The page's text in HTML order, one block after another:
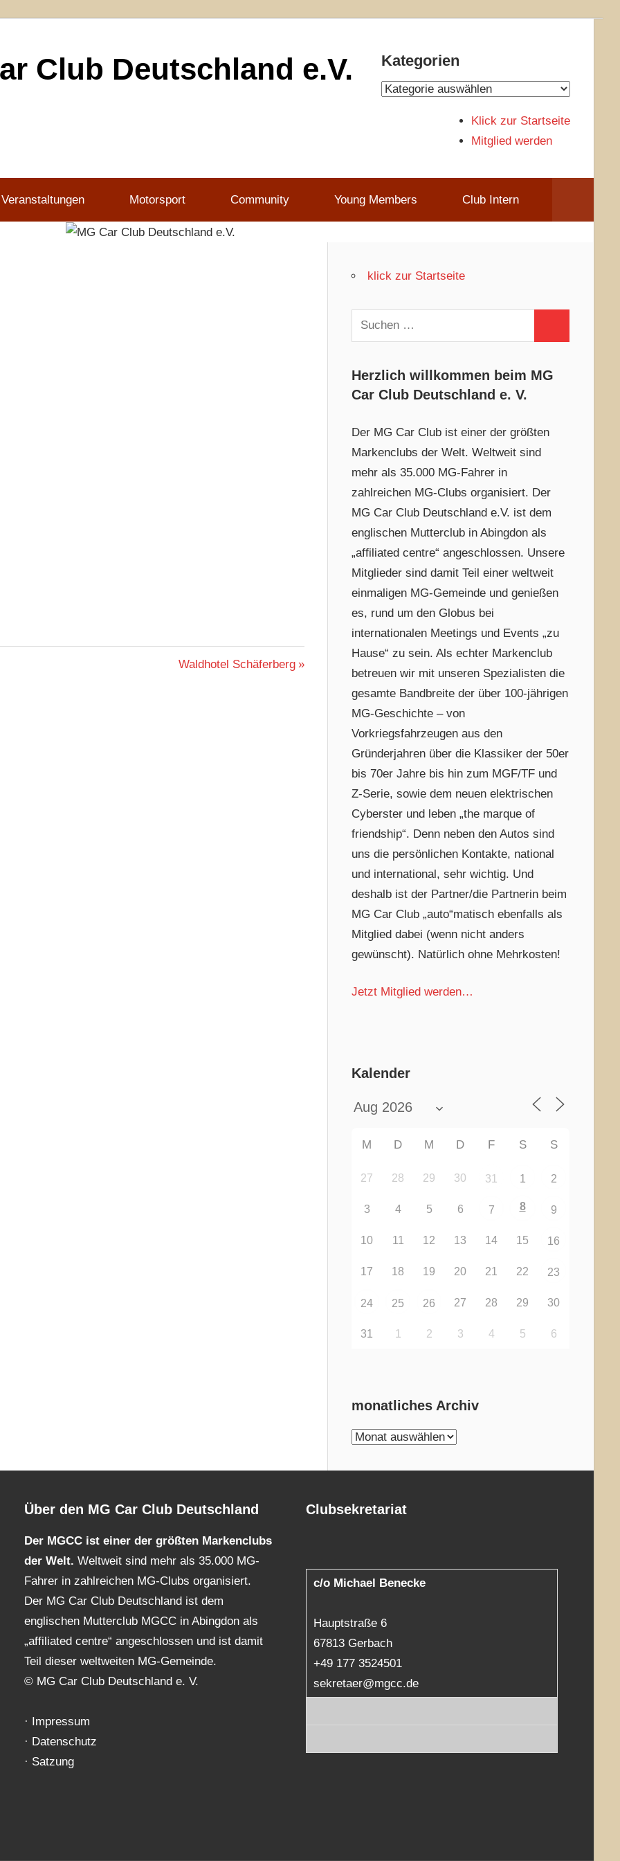
Club Deutschland e.V. Kategorien
Kategorien
Klick zur Startseite
Mitglied werden
Motorsport Community Young Members Club Intern
Nächster
Waldhotel Schäferberg
klick zur Startseite
Suchen
nach:
Herzlich willkommen beim MG
Car Club Deutschland e. V.
Der MG Car Club ist einer der größten
Markenclubs der Welt. Weltweit sind
mehr als 35.000 MG-Fahrer in
zahlreichen MG-Clubs organisiert. Der
MG Car Club Deutschland e.V. ist dem
englischen Mutterclub in Abingdon als
„affiliated centre“ angeschlossen. Unsere
Mitglieder sind damit Teil einer weltweit
einmaligen MG-Gemeinde und genießen
es, rund um den Globus bei
internationalen Meetings und Events „zu
Hause“ zu sein. Als echter Markenclub
betreuen wir mit unseren Spezialisten die
gesamte Bandbreite der über 100-jährigen
MG-Geschichte – von
Vorkriegsfahrzeugen aus den
Gründerjahren über die Klassiker der 50er
bis 70er Jahre bis hin zum MGF/TF und
Z-Serie, sowie dem neuen elektrischen
Cyberster und leben „the marque of
friendship“. Denn neben den Autos sind
uns die persönlichen Kontakte, national
und international, sehr wichtig. Und
deshalb ist der Partner/die Partnerin beim
MG Car Club „auto“matisch ebenfalls als
Mitglied dabei (wenn nicht anders
gewünscht). Natürlich ohne Mehrkosten!
Jetzt Mitglied werden…
Kalender
M D M D F S S
27 28 29 30 31 1 2
3 4 5 6 7 8 9
10 11 12 13 14 15 16
17 18 19 20 21 22 23
24 25 26 27 28 29 30
31 1 2 3 4 5 6
monatliches Archiv
monatliches
Über den MG Car Club Deutschland
Der MGCC ist einer der größten Markenclubs
der Welt.Weltweit sind mehr als 35.000 MG-
Fahrer in zahlreichen MG-Clubs organisiert.
Der MG Car Club Deutschland ist dem
englischen Mutterclub MGCC in Abingdon als
„affiliated centre“ angeschlossen und ist damit
Teil dieser weltweiten MG-Gemeinde.
© MG Car Club Deutschland e. V.
· Impressum
· Datenschutz
· Satzung
Clubsekretariat
c/o Michael Benecke
Hauptstraße 6
67813 Gerbach
+49 177 3524501
sekretaer@mgcc.de